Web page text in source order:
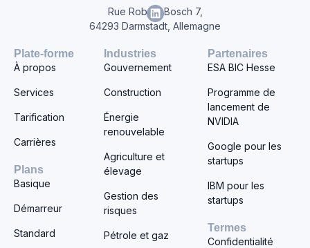
Rue Robert-Bosch 7,
64293 Darmstadt, Allemagne
Plate-forme
À propos
Services
Tarification
Carrières
Plans
Basique
Démarreur
Standard
Industries
Gouvernement
Construction
Énergie
renouvelable
Agriculture et
élevage
Gestion des
risques
Pétrole et gaz
Partenaires
ESA BIC Hesse
Programme de
lancement de
NVIDIA
Google pour les
startups
IBM pour les
startups
Termes
Confidentialité